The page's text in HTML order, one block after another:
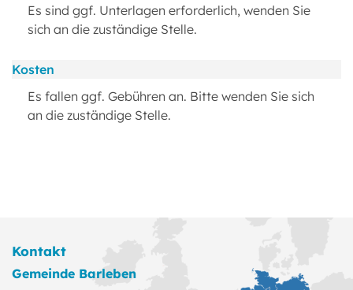
Es sind ggf. Unterlagen erforderlich, wenden Sie
sich an die zuständige Stelle.
Kosten
Es fallen ggf. Gebühren an. Bitte wenden Sie sich
an die zuständige Stelle.
Kontakt
Gemeinde Barleben